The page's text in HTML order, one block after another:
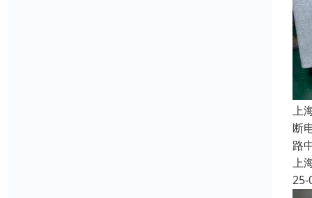
上
断
路
上
25-